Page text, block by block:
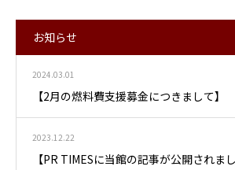
お知らせ
2024.03.01
【2月の燃料費支援募金につきまして】
2023.12.22
【PR TIMESに当館の記事が公開されまし